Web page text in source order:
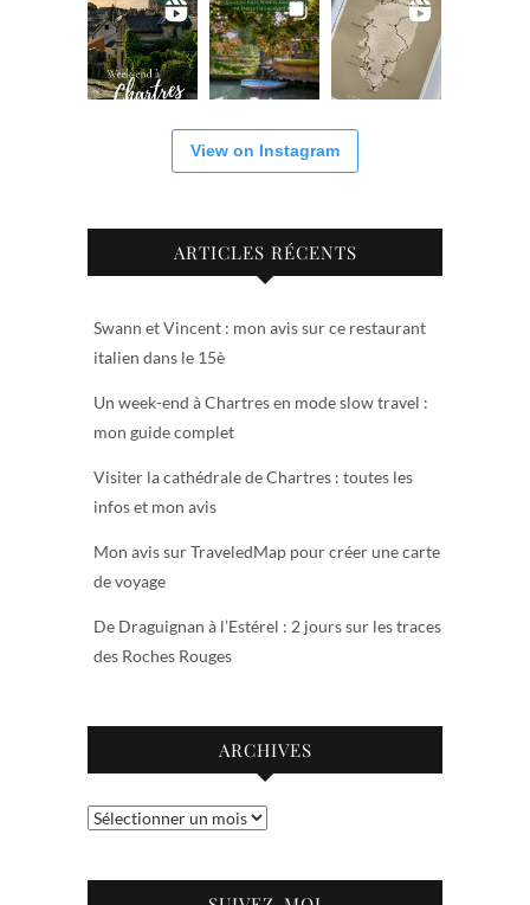
View on Instagram
ARTICLES RÉCENTS
Swann et Vincent : mon avis sur ce restaurant
italien dans le 15è
Un week-end à Chartres en mode slow travel :
mon guide complet
Visiter la cathédrale de Chartres : toutes les
infos et mon avis
Mon avis sur TraveledMap pour créer une carte
de voyage
De Draguignan à l’Estérel : 2 jours sur les traces
des Roches Rouges
ARCHIVES
Archives